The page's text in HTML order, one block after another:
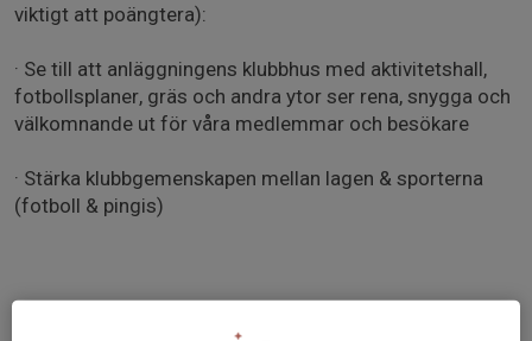
viktigt att poängtera):
· Se till att anläggningens klubbhus med aktivitetshall,
fotbollsplaner, gräs och andra ytor ser rena, snygga och
välkomnande ut för våra medlemmar och besökare
· Stärka klubbgemenskapen mellan lagen & sporterna
(fotboll & pingis)